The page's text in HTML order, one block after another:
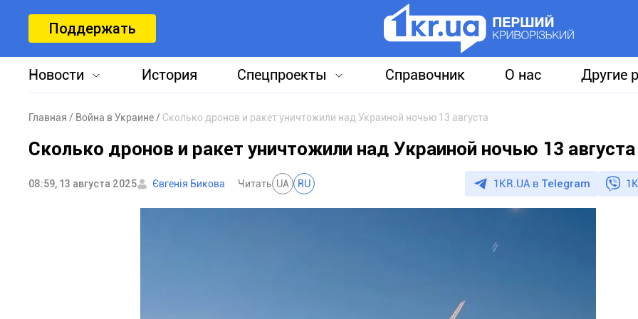
Поддержать
Новости История Спецпроекты Справочник О нас Другие
Главная Война в Украине Сколько дронов и ракет уничтожили над Украиной ночью 13 августа
Сколько дронов и ракет уничтожили над Украиной ночью 13 августа
08:59, 13 августа 2025 Євгенія Бикова Читать UA RU 1KR.UA в Telegram